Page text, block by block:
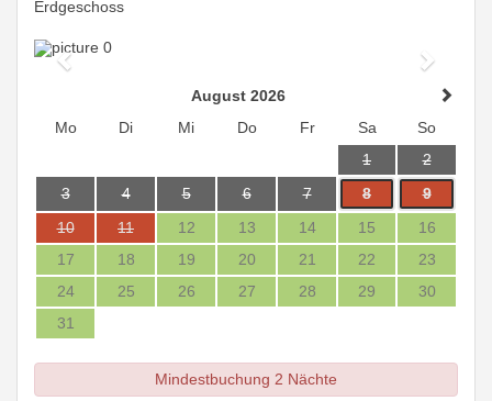
Erdgeschoss
Previous Next
August 2026
Mo
Di Mi Do Fr Sa
So
1
2
3
4 5 6 7 8
9
10
11 12 13 14 15
16
17
18 19 20 21 22
23
24
25 26 27 28 29
30
31
Mindestbuchung 2 Nächte